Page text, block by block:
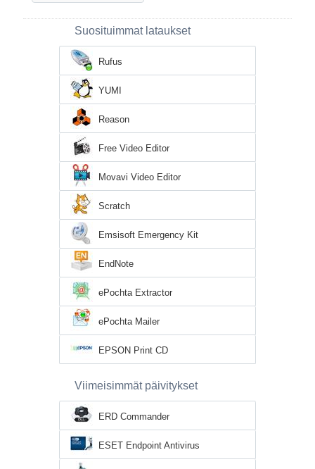
Suosituimmat lataukset
Rufus
YUMI
Reason
Free Video Editor
Movavi Video Editor
Scratch
Emsisoft Emergency Kit
EndNote
ePochta Extractor
ePochta Mailer
EPSON Print CD
Viimeisimmät päivitykset
ERD Commander
ESET Endpoint Antivirus